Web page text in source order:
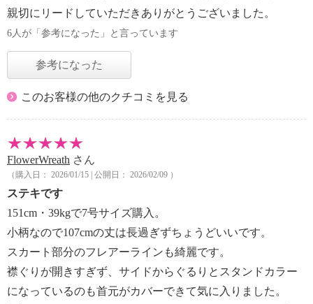
親切にリードしていただきありがとうございました。
6人が「参考になった」と言っています
参考になった
このお客様の他のクチコミを見る
FlowerWreath さん
（購入日： 2026/01/15 | 公開日： 2026/02/09 ）
ステキです
151cm・39kgで7号サイズ購入。
小柄なので107cmの丈は長過ぎずちょうどいいです。
スカート部分のフレアーラインも綺麗です。
襟ぐりが開きすぎず、サイドからぐるりとスタンドカラー
になっているのも首元がカバーできて気に入りました。